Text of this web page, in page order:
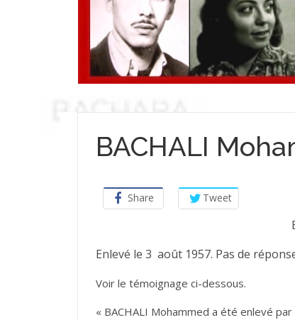
BACHALI
Share Tweet
Enlevé le 3 août 1957. Pas de
Voir le témoignage ci-dessous.
« BACHALI Mohammed a été enlevé